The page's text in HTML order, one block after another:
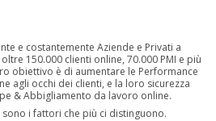
e costantemente Aziende e Privati a
150.000 clienti online, 70.000 PMI e più
obiettivo è di aumentare le Performance
agli occhi dei clienti, e la loro sicurezza
& Abbigliamento da lavoro online.
i fattori che più ci distinguono.